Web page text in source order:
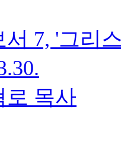
7, '그리
로 목사